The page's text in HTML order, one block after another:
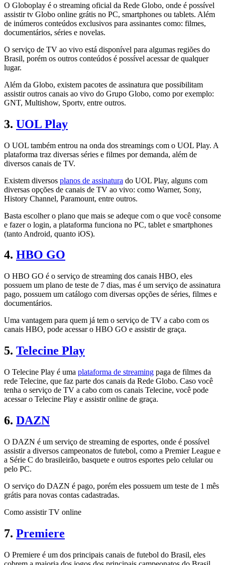
O Globoplay é o streaming oficial da Rede Globo, onde é possível
assistir tv Globo online grátis no PC, smartphones ou tablets. Além
de inúmeros conteúdos exclusivos para assinantes como: filmes,
documentários, séries e novelas.
O serviço de TV ao vivo está disponível para algumas regiões do
Brasil, porém os outros conteúdos é possível acessar de qualquer
lugar.
Além da Globo, existem pacotes de assinatura que possibilitam
assistir outros canais ao vivo do Grupo Globo, como por exemplo:
GNT, Multishow, Sportv, entre outros.
3. UOL Play
O UOL também entrou na onda dos streamings com o UOL Play. A
plataforma traz diversas séries e filmes por demanda, além de
diversos canais de TV.
Existem diversos planos de assinatura do UOL Play, alguns com
diversas opções de canais de TV ao vivo: como Warner, Sony,
History Channel, Paramount, entre outros.
Basta escolher o plano que mais se adeque com o que você consome
e fazer o login, a plataforma funciona no PC, tablet e smartphones
(tanto Android, quanto iOS).
4. HBO GO
O HBO GO é o serviço de streaming dos canais HBO, eles
possuem um plano de teste de 7 dias, mas é um serviço de assinatura
pago, possuem um catálogo com diversas opções de séries, filmes e
documentários.
Uma vantagem para quem já tem o serviço de TV a cabo com os
canais HBO, pode acessar o HBO GO e assistir de graça.
5. Telecine Play
O Telecine Play é uma plataforma de streaming paga de filmes da
rede Telecine, que faz parte dos canais da Rede Globo. Caso você
tenha o serviço de TV a cabo com os canais Telecine, você pode
acessar o Telecine Play e assistir online de graça.
6. DAZN
O DAZN é um serviço de streaming de esportes, onde é possível
assistir a diversos campeonatos de futebol, como a Premier League e
a Série C do brasileirão, basquete e outros esportes pelo celular ou
pelo PC.
O serviço do DAZN é pago, porém eles possuem um teste de 1 mês
grátis para novas contas cadastradas.
Como assistir TV online
7. Premiere
O Premiere é um dos principais canais de futebol do Brasil, eles